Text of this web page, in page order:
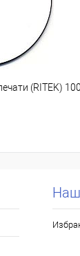
(RITEK) 100